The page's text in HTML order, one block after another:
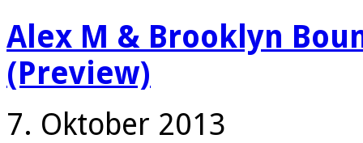
Alex M & Brooklyn
(Preview)
7. Oktober 2013